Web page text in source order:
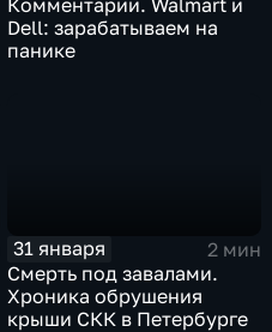
Комментарии. Walmart и
Dell: зарабатываем на
панике
31 января
2 мин
Смерть под завалами.
Хроника обрушения
крыши СКК в Петербурге